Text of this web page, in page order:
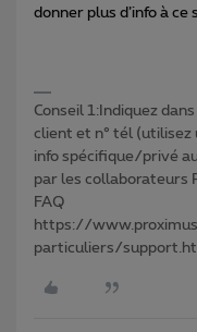
donner plus d’info à ce
Conseil 1:Indiquez
client et n° tél (utilisez
info spécifique/privé
par les collaborateurs
FAQ
https://
particuliers/